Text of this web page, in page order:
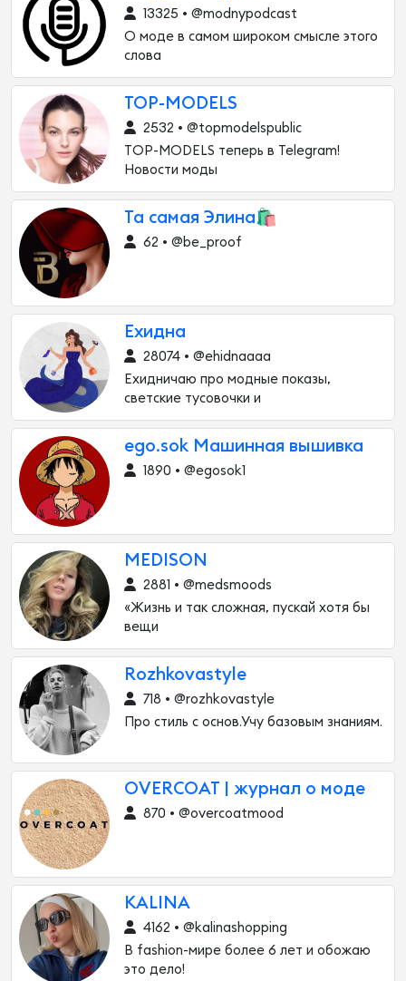
13325 • @modnypodcast
О моде в самом широком смысле этого
слова
TOP-MODELS
2532 • @topmodelspublic
TOP-MODELS теперь в Telegram!
Новости моды
Та самая Элина🛍️
62 • @be_proof
Ехидна
28074 • @ehidnaaaa
Ехидничаю про модные показы,
светские тусовочки и
ego.sok Машинная вышивка
1890 • @egosok1
MEDISON
2881 • @medsmoods
«Жизнь и так сложная, пускай хотя бы
вещи
Rozhkovastyle
718 • @rozhkovastyle
Про стиль с основ.Учу базовым знаниям.
OVERCOAT | журнал о моде
870 • @overcoatmood
KALINA
4162 • @kalinashopping
В fashion-мире более 6 лет и обожаю
это дело!